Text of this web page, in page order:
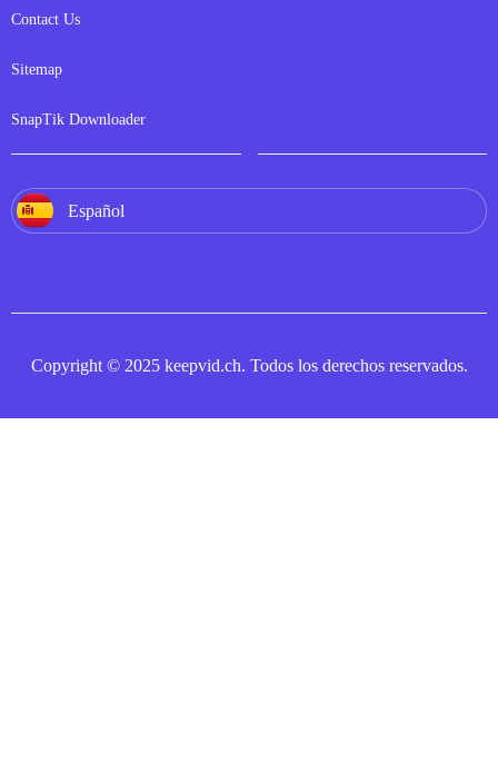
Contact Us
Sitemap
SnapTik Downloader
Español
Copyright © 2025 keepvid.ch. Todos los derechos reservados.